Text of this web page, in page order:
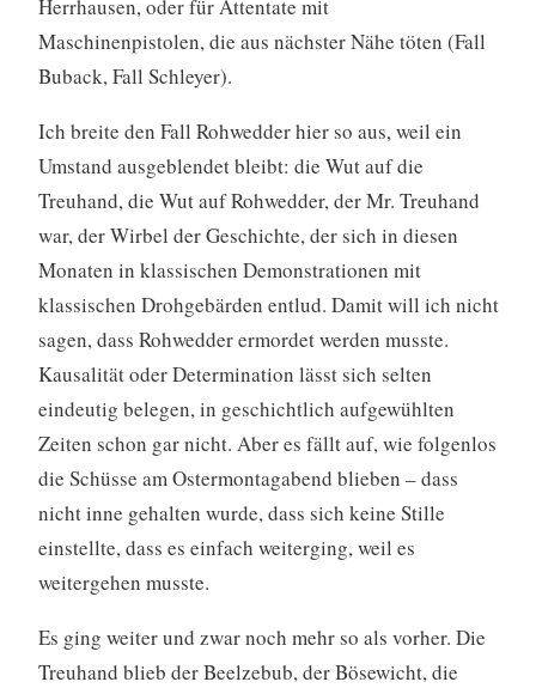
Herrhausen, oder für Attentate mit
Maschinenpistolen, die aus nächster Nähe töten (Fall
Buback, Fall Schleyer).
Ich breite den Fall Rohwedder hier so aus, weil ein
Umstand ausgeblendet bleibt: die Wut auf die
Treuhand, die Wut auf Rohwedder, der Mr. Treuhand
war, der Wirbel der Geschichte, der sich in diesen
Monaten in klassischen Demonstrationen mit
klassischen Drohgebärden entlud. Damit will ich nicht
sagen, dass Rohwedder ermordet werden musste.
Kausalität oder Determination lässt sich selten
eindeutig belegen, in geschichtlich aufgewühlten
Zeiten schon gar nicht. Aber es fällt auf, wie folgenlos
die Schüsse am Ostermontagabend blieben – dass
nicht inne gehalten wurde, dass sich keine Stille
einstellte, dass es einfach weiterging, weil es
weitergehen musste.
Es ging weiter und zwar noch mehr so als vorher. Die
Treuhand blieb der Beelzebub, der Bösewicht, die